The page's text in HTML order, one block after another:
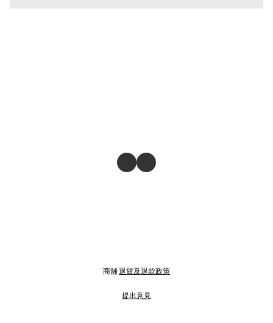
商舖退貨及退款政策
提出意見